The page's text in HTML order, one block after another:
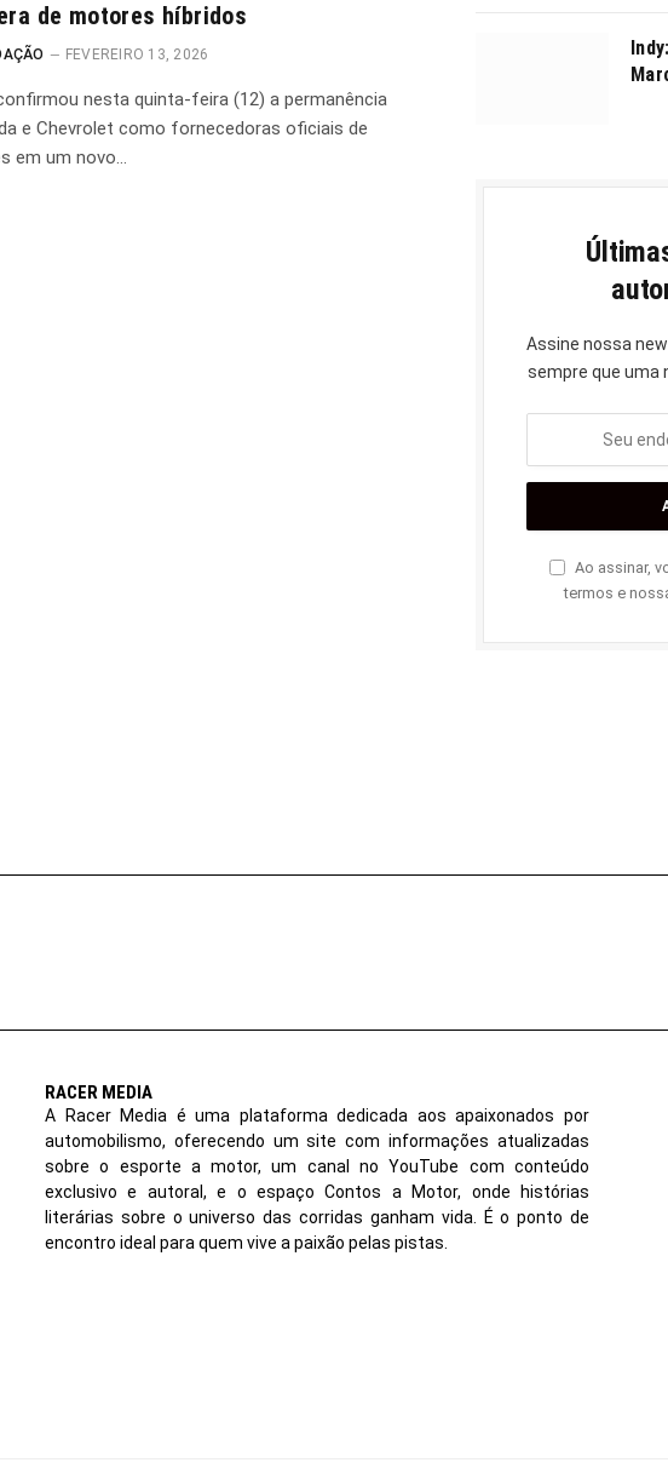
de motores híbridos
FEVEREIRO 13, 2026
nesta quinta-feira (12) a permanência
e Chevrolet como fornecedoras oficiais de
em um novo…
Assine nossa
sempre que uma
Ao assinar,
termos e
RACER MEDIA
A Racer Media é uma plataforma dedicada aos apaixonados por
automobilismo, oferecendo um site com informações atualizadas
sobre o esporte a motor, um canal no YouTube com conteúdo
exclusivo e autoral, e o espaço Contos a Motor, onde histórias
literárias sobre o universo das corridas ganham vida. É o ponto de
encontro ideal para quem vive a paixão pelas pistas.